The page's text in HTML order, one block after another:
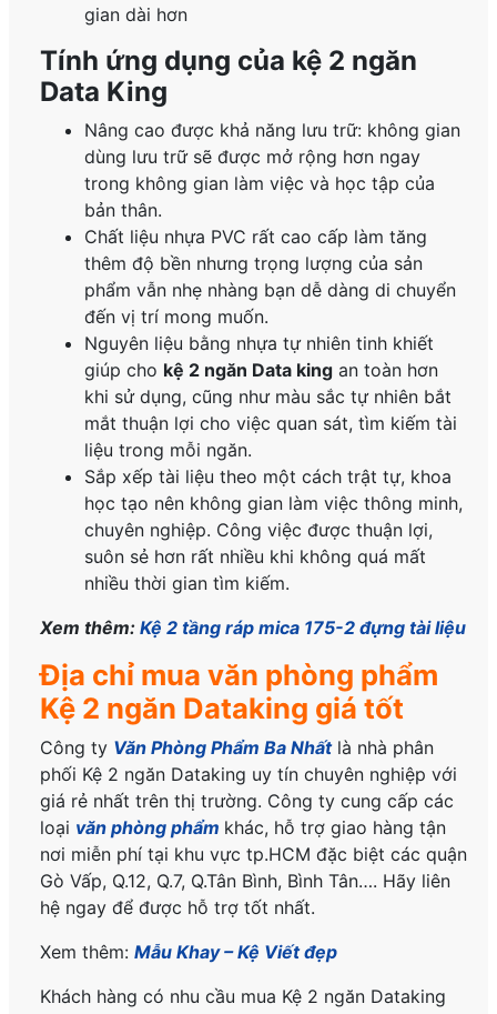
gian dài hơn
Tính ứng dụng của kệ 2 ngăn
Data King
Nâng cao được khả năng lưu trữ: không gian
dùng lưu trữ sẽ được mở rộng hơn ngay
trong không gian làm việc và học tập của
bản thân.
Chất liệu nhựa PVC rất cao cấp làm tăng
thêm độ bền nhưng trọng lượng của sản
phẩm vẫn nhẹ nhàng bạn dễ dàng di chuyển
đến vị trí mong muốn.
Nguyên liệu bằng nhựa tự nhiên tinh khiết
giúp cho kệ 2 ngăn Data king an toàn hơn
khi sử dụng, cũng như màu sắc tự nhiên bắt
mắt thuận lợi cho việc quan sát, tìm kiếm tài
liệu trong mỗi ngăn.
Sắp xếp tài liệu theo một cách trật tự, khoa
học tạo nên không gian làm việc thông minh,
chuyên nghiệp. Công việc được thuận lợi,
suôn sẻ hơn rất nhiều khi không quá mất
nhiều thời gian tìm kiếm.
Xem thêm:Kệ 2 tầng ráp mica 175-2 đựng tài liệu
Địa chỉ mua văn phòng phẩm
Kệ 2 ngăn Dataking giá tốt
Công ty Văn Phòng Phẩm Ba Nhấtlà nhà phân
phối Kệ 2 ngăn Dataking uy tín chuyên nghiệp với
giá rẻ nhất trên thị trường. Công ty cung cấp các
loại văn phòng phẩm khác, hỗ trợ giao hàng tận
nơi miễn phí tại khu vực tp.HCM đặc biệt các quận
Gò Vấp, Q.12, Q.7, Q.Tân Bình, Bình Tân…. Hãy liên
hệ ngay để được hỗ trợ tốt nhất.
Xem thêm:Mẫu Khay – Kệ Viết đẹp
Khách hàng có nhu cầu mua Kệ 2 ngăn Dataking